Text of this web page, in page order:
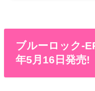
ブルーロック-
年5月16日発売!